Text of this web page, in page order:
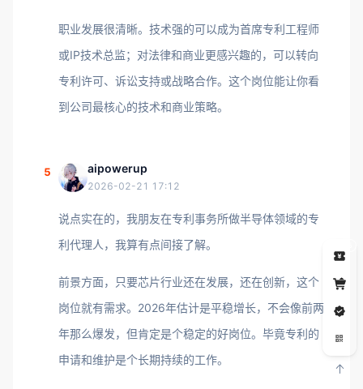
职业发展很清晰。技术强的可以成为首席专利工程师
或IP技术总监；对法律和商业更感兴趣的，可以转向
专利许可、诉讼支持或战略合作。这个岗位能让你看
到公司最核心的技术和商业策略。
5 aipowerup
2026-02-21 17:12
说点实在的，我朋友在专利事务所做半导体领域的专
利代理人，我算有点间接了解。
前景方面，只要芯片行业还在发展，还在创新，这个
岗位就有需求。2026年估计是平稳增长，不会像前两
年那么爆发，但肯定是个稳定的好岗位。毕竟专利的
申请和维护是个长期持续的工作。